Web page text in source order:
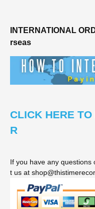
INTERNATIONAL
rseas
CLICK HERE
R
If you have any
t us at